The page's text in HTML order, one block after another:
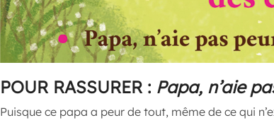
POUR RASSURER : Papa, n’aie
Puisque ce papa a peur de tout, même de ce qui